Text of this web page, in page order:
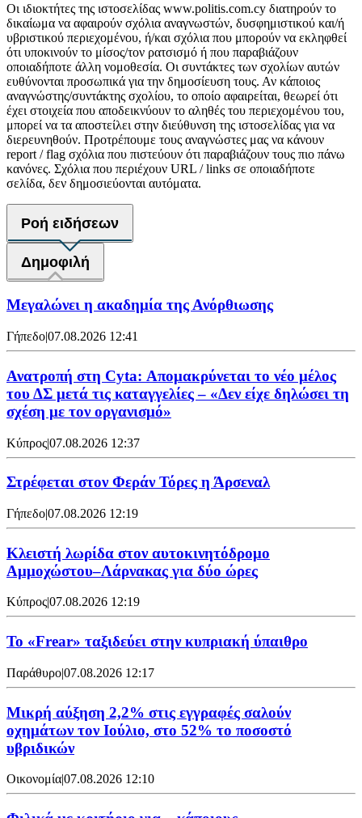
Οι ιδιοκτήτες της ιστοσελίδας www.politis.com.cy διατηρούν το
δικαίωμα να αφαιρούν σχόλια αναγνωστών, δυσφημιστικού και/ή
υβριστικού περιεχομένου, ή/και σχόλια που μπορούν να εκληφθεί
ότι υποκινούν το μίσος/τον ρατσισμό ή που παραβιάζουν
οποιαδήποτε άλλη νομοθεσία. Οι συντάκτες των σχολίων αυτών
ευθύνονται προσωπικά για την δημοσίευση τους. Αν κάποιος
αναγνώστης/συντάκτης σχολίου, το οποίο αφαιρείται, θεωρεί ότι
έχει στοιχεία που αποδεικνύουν το αληθές του περιεχομένου του,
μπορεί να τα αποστείλει στην διεύθυνση της ιστοσελίδας για να
διερευνηθούν. Προτρέπουμε τους αναγνώστες μας να κάνουν
report / flag σχόλια που πιστεύουν ότι παραβιάζουν τους πιο πάνω
κανόνες. Σχόλια που περιέχουν URL / links σε οποιαδήποτε
σελίδα, δεν δημοσιεύονται αυτόματα.
Ροή ειδήσεων
Δημοφιλή
Μεγαλώνει η ακαδημία της Ανόρθιωσης
Γήπεδο|07.08.2026 12:41
Ανατροπή στη Cyta: Απομακρύνεται το νέο μέλος
του ΔΣ μετά τις καταγγελίες – «Δεν είχε δηλώσει τη
σχέση με τον οργανισμό»
Κύπρος|07.08.2026 12:37
Στρέφεται στον Φεράν Τόρες η Άρσεναλ
Γήπεδο|07.08.2026 12:19
Κλειστή λωρίδα στον αυτοκινητόδρομο
Αμμοχώστου–Λάρνακας για δύο ώρες
Κύπρος|07.08.2026 12:19
To «Frear» ταξιδεύει στην κυπριακή ύπαιθρο
Παράθυρο|07.08.2026 12:17
Μικρή αύξηση 2,2% στις εγγραφές σαλούν
οχημάτων τον Ιούλιο, στο 52% το ποσοστό
υβριδικών
Οικονομία|07.08.2026 12:10